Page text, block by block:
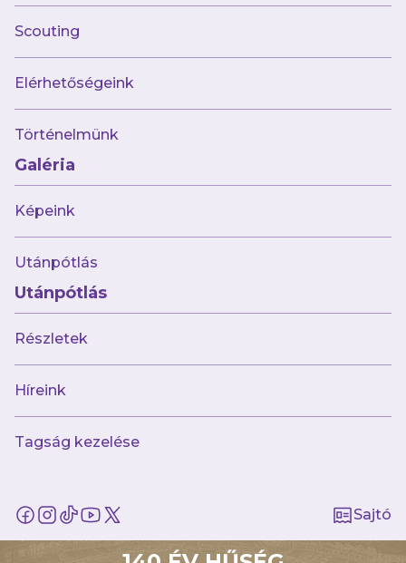
Scouting
Elérhetőségeink
Történelmünk
Galéria
Képeink
Utánpótlás
Utánpótlás
Részletek
Híreink
Tagság kezelése
Sajtó
2023.08.22
Segítsük együtt a rászorulók
iskolakezdését!
2023.08.18